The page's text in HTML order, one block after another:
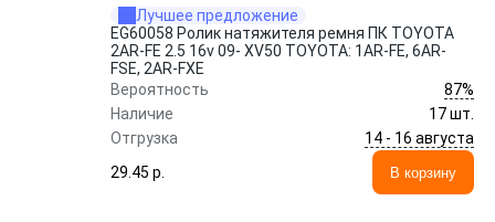
Лучшее предложение
EG60058 Ролик натяжителя ремня ПК TOYOTA
2AR-FE 2.5 16v 09- XV50 TOYOTA: 1AR-FE, 6AR-
FSE, 2AR-FXE
Вероятность
87%
Наличие
17 шт.
Отгрузка
14 - 16 августа
29.45 p.
В корзину